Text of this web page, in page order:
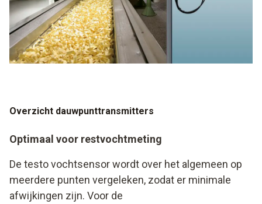
Overzicht dauwpunttransmitters
Optimaal voor restvochtmeting
De testo vochtsensor wordt over het algemeen op
meerdere punten vergeleken, zodat er minimale
afwijkingen zijn. Voor de